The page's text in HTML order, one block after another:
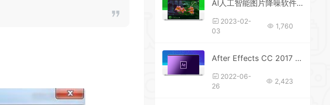
AI人工智能图片降噪软件Topaz DeNoise AI
2023-02-
03
1,760
After Effects CC 2017 软件安装教程
2022-06-
26
2,423